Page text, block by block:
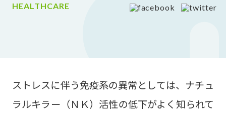
HEALTHCARE
ストレスに伴う免疫系の異常としては、ナチュ
ラルキラー（ＮＫ）活性の低下がよく知られて